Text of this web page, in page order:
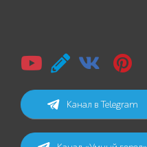
Канал в Telegram